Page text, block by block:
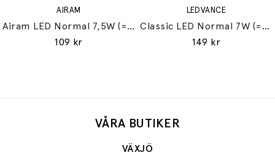
AIRAM
Airam LED Normal 7,5W (=60W) E27
109 kr
LEDVANCE
Classic LED Normal 7W (=60W) E27
149 kr
VÅRA BUTIKER
VÄXJÖ